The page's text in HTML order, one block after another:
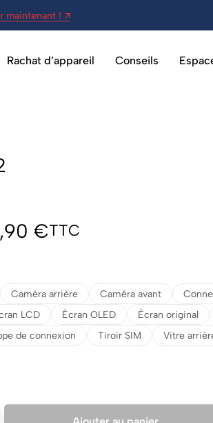
maintenant !
Rachat d’appareil Conseils
€TTC
Caméra arrière Caméra avant
LCD Écran OLED Écran original
de connexion Tiroir SIM
Vitre